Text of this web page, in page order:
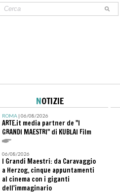
NOTIZIE
ROMA| 06/08/2026
ARTE.it media partner de "I
GRANDI MAESTRI" di KUBLAI Film
06/08/2026
I Grandi Maestri: da Caravaggio
a Herzog, cinque appuntamenti
al cinema con i giganti
dell'immaginario